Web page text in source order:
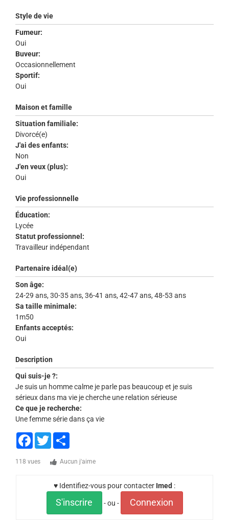
Style de vie
Fumeur:
Oui
Buveur:
Occasionnellement
Sportif:
Oui
Maison et famille
Situation familiale:
Divorcé(e)
J'ai des enfants:
Non
J'en veux (plus):
Oui
Vie professionnelle
Éducation:
Lycée
Statut professionnel:
Travailleur indépendant
Partenaire idéal(e)
Son âge:
24-29 ans, 30-35 ans, 36-41 ans, 42-47 ans, 48-53 ans
Sa taille minimale:
1m50
Enfants acceptés:
Oui
Description
Qui suis-je ?:
Je suis un homme calme je parle pas beaucoup et je suis
sérieux dans ma vie je cherche une relation sérieuse
Ce que je recherche:
Une femme série dans ça vie
Facebook
Twitter
118 vues Aucun j'aime
♥ Identifiez-vous pour contacter Imed :
S'inscrire - ou - Connexion